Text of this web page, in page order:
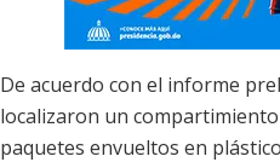
De acuerdo con el informe
localizaron un
paquetes envueltos en